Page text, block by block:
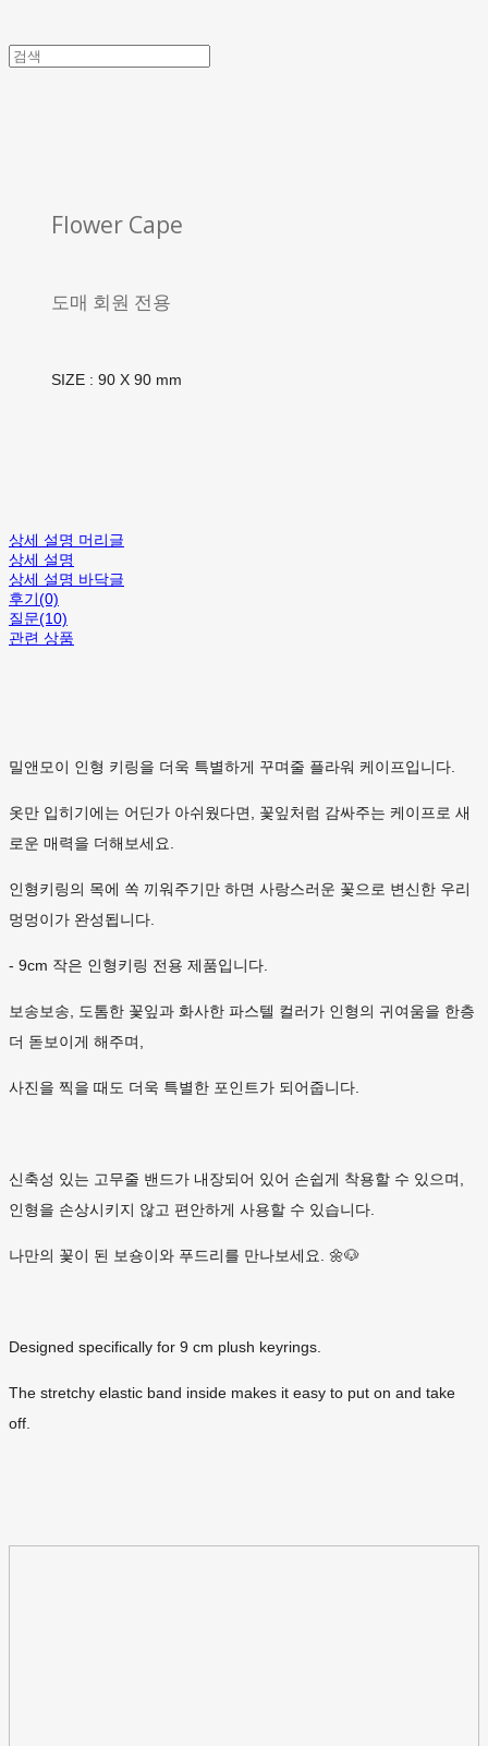
Flower Cape
도매 회원 전용
SIZE : 90 X 90 mm
상세 설명 머리글
상세 설명
상세 설명 바닥글
후기(0)
질문(10)
관련 상품
밀앤모이 인형 키링을 더욱 특별하게 꾸며줄 플라워 케이프입니다.
옷만 입히기에는 어딘가 아쉬웠다면, 꽃잎처럼 감싸주는 케이프로 새
로운 매력을 더해보세요.
인형키링의 목에 쏙 끼워주기만 하면 사랑스러운 꽃으로 변신한 우리
멍멍이가 완성됩니다.
- 9cm 작은 인형키링 전용 제품입니다.
보송보송, 도톰한 꽃잎과 화사한 파스텔 컬러가 인형의 귀여움을 한층
더 돋보이게 해주며,
사진을 찍을 때도 더욱 특별한 포인트가 되어줍니다.
신축성 있는 고무줄 밴드가 내장되어 있어 손쉽게 착용할 수 있으며,
인형을 손상시키지 않고 편안하게 사용할 수 있습니다.
나만의 꽃이 된 보숑이와 푸드리를 만나보세요. 🌼🐶
Designed specifically for 9 cm plush keyrings.
The stretchy elastic band inside makes it easy to put on and take
off.